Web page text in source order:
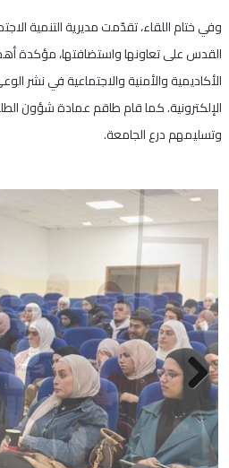
وفي ختام اللقاء، تقدّمت مديرية التنمية
القدس على تعاونها واستضافتها، مؤكدة
الأكاديمية والأمنية والاجتماعية في نشر
الإلكترونية. كما قام طاقم عمادة شؤون
وتسليمهم درع الجامعة.
Previous